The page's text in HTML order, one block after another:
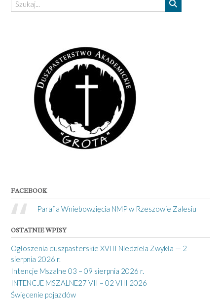
FACEBOOK
Parafia Wniebowzięcia NMP w Rzeszowie Zalesiu
OSTATNIE WPISY
Ogłoszenia duszpasterskie XVIII Niedziela Zwykła — 2
sierpnia 2026 r.
Intencje Mszalne 03 – 09 sierpnia 2026 r.
INTENCJE MSZALNE27 VII – 02 VIII 2026
Święcenie pojazdów